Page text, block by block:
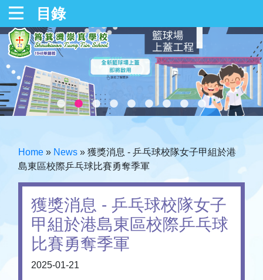
目錄
Home » News » 獲獎消息 - 乒乓球校隊女子甲組於港
島東區校際乒乓球比賽勇奪季軍
獲獎消息 - 乒乓球校隊女子
甲組於港島東區校際乒乓球
比賽勇奪季軍
2025-01-21